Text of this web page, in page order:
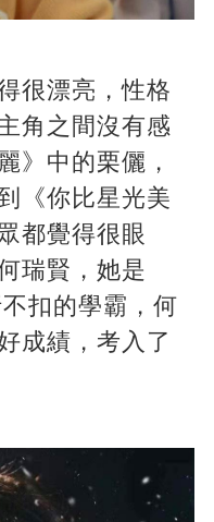
很漂亮，性格
角之間沒有感
》中的栗儷，
《你比星光美
都覺得很眼
瑞賢，她是
扣的學霸，何
成績，考入了